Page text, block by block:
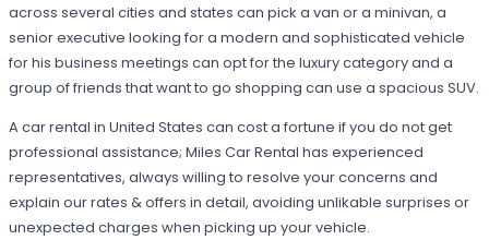
across several cities and states can pick a van or a minivan, a
senior executive looking for a modern and sophisticated vehicle
for his business meetings can opt for the luxury category and a
group of friends that want to go shopping can use a spacious SUV.
A car rental in United States can cost a fortune if you do not get
professional assistance; Miles Car Rental has experienced
representatives, always willing to resolve your concerns and
explain our rates & offers in detail, avoiding unlikable surprises or
unexpected charges when picking up your vehicle.